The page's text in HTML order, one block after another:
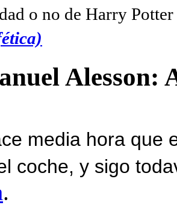
o no de Harry
Alesson:
media hora que
coche, y sigo
.